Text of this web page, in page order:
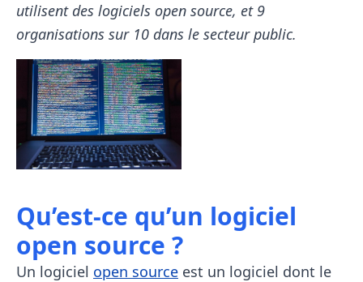
utilisent des logiciels open source, et 9
organisations sur 10 dans le secteur public.
Qu’est-ce qu’un logiciel
open source ?
Un logiciel open source est un logiciel dont le